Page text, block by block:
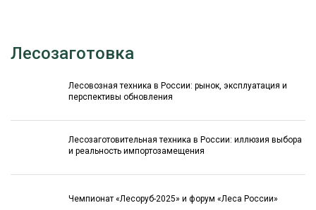
Лесозаготовка
Лесовозная техника в России: рынок, эксплуатация и
перспективы обновления
Лесозаготовительная техника в России: иллюзия выбора
и реальность импортозамещения
Чемпионат «Лесоруб-2025» и форум «Леса России»